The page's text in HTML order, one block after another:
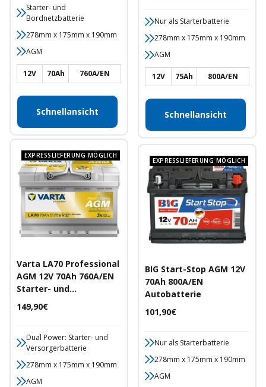
Starter- und
Bordnetzbatterie
278mm x 175mm x 190mm
AGM
12V 70Ah 760A/EN
Schnellansicht
Nur als Starterbatterie
278mm x 175mm x 190mm
AGM
12V 75Ah 800A/EN
Schnellansicht
EXPRESSLIEFERUNG MÖGLICH
Varta LA70 Professional
AGM 12V 70Ah 760A/EN
Starter- und
Angebotspreis
149,90€
Dual Power: Starter- und
Versorgerbatterie
278mm x 175mm x 190mm
AGM
EXPRESSLIEFERUNG MÖGLICH
BIG Start-Stop AGM 12V
70Ah 800A/EN
Autobatterie
Angebotspreis
101,90€
Nur als Starterbatterie
278mm x 175mm x 190mm
AGM